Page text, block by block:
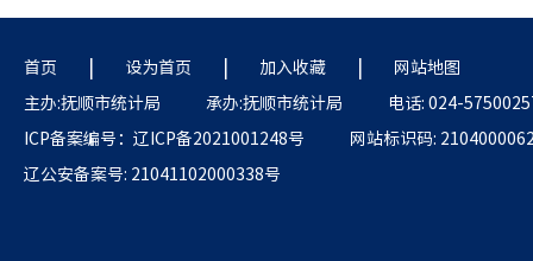
首页 | 设为首页 | 加入收藏 |
网站地图
主办:抚顺市统计局
承办:抚顺市统计局
电话: 024-
ICP备案编号：辽ICP备2021001248号
网站标识码:
辽公安备案号: 21041102000338号